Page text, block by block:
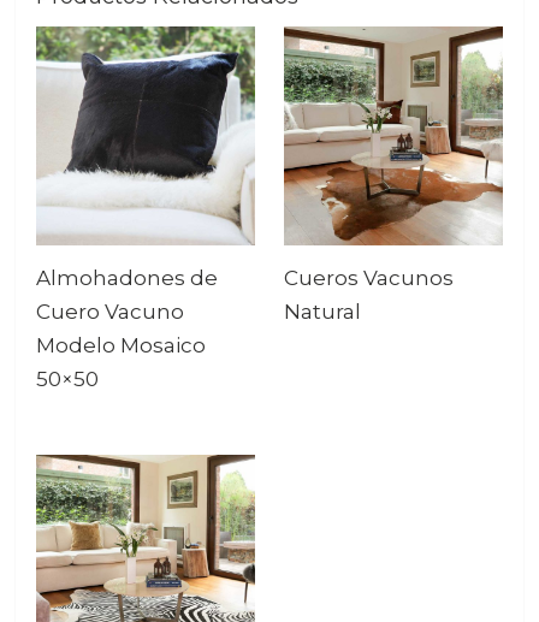
Almohadones de
Cuero Vacuno
Modelo Mosaico
50×50
Cueros Vacunos
Natural